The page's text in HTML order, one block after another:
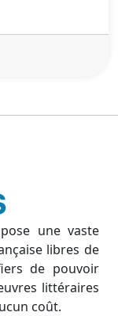
une vaste
libres de
de pouvoir
littéraires
coût.